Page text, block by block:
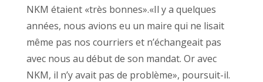
NKM étaient «très bonnes».«Il y a quelques
années, nous avions eu un maire qui ne lisait
même pas nos courriers et n’échangeait pas
avec nous au début de son mandat. Or avec
NKM, il n’y avait pas de problème», poursuit-il.